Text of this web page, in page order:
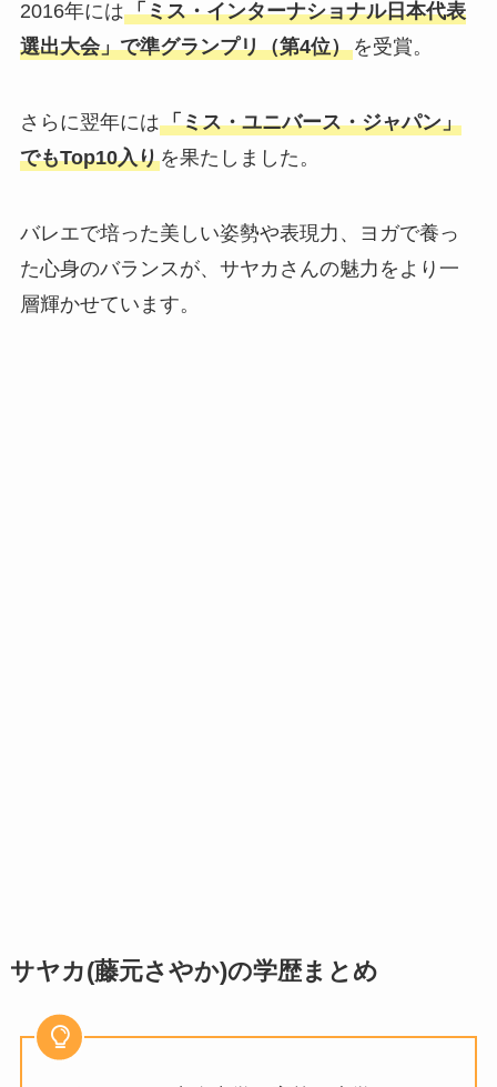
2016年には「ミス・インターナショナル日本代表
選出大会」で準グランプリ（第4位）を受賞。
さらに翌年には「ミス・ユニバース・ジャパン」
でもTop10入りを果たしました。
バレエで培った美しい姿勢や表現力、ヨガで養っ
た心身のバランスが、サヤカさんの魅力をより一
層輝かせています。
サヤカ(藤元さやか)の学歴まとめ